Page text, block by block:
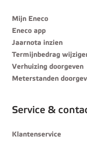
Mijn Eneco
Eneco app
Jaarnota inzien
Termijnbedrag
Verhuizing doorgeven
Meterstanden
Service &
Klantenservice